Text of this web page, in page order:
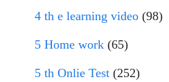
4 th e learning video (98)
5 Home work (65)
5 th Onlie Test (252)